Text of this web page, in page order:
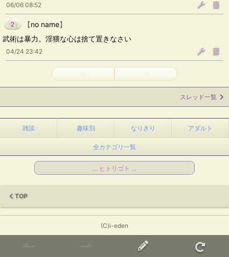
06/06 08:52
2 【no name】
武術は暴力。淫猥な心は捨て置きなさい
04/24 23:42
← →
スレッド一覧
雑談 趣味別 なりきり アダルト
全カテゴリ一覧
… ヒトリゴト …
TOP
(C)i-eden